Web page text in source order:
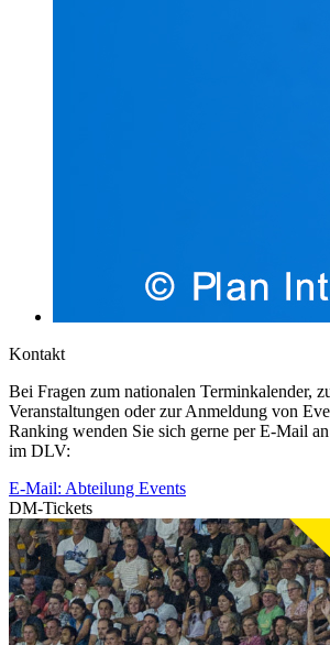
Kontakt
Bei Fragen zum nationalen Terminkalender,
Veranstaltungen oder zur Anmeldung von
Ranking wenden Sie sich gerne per E-Mail
im DLV:
E-Mail: Abteilung Events
DM-Tickets